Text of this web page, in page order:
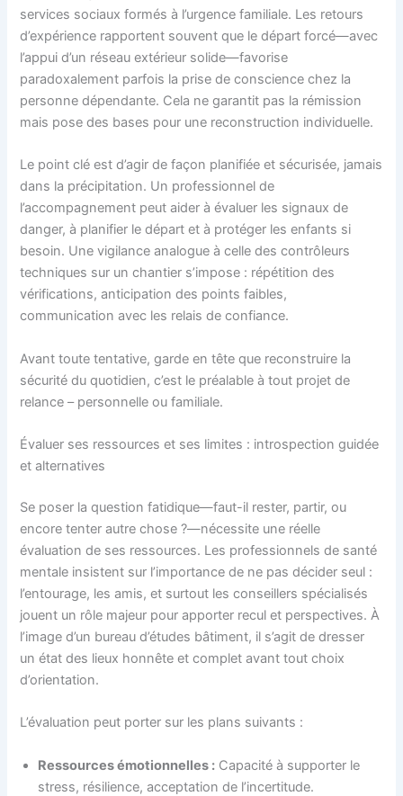
services sociaux formés à l’urgence familiale. Les retours
d’expérience rapportent souvent que le départ forcé—avec
l’appui d’un réseau extérieur solide—favorise
paradoxalement parfois la prise de conscience chez la
personne dépendante. Cela ne garantit pas la rémission
mais pose des bases pour une reconstruction individuelle.
Le point clé est d’agir de façon planifiée et sécurisée, jamais
dans la précipitation. Un professionnel de
l’accompagnement peut aider à évaluer les signaux de
danger, à planifier le départ et à protéger les enfants si
besoin. Une vigilance analogue à celle des contrôleurs
techniques sur un chantier s’impose : répétition des
vérifications, anticipation des points faibles,
communication avec les relais de confiance.
Avant toute tentative, garde en tête que reconstruire la
sécurité du quotidien, c’est le préalable à tout projet de
relance – personnelle ou familiale.
Évaluer ses ressources et ses limites : introspection guidée
et alternatives
Se poser la question fatidique—faut-il rester, partir, ou
encore tenter autre chose ?—nécessite une réelle
évaluation de ses ressources. Les professionnels de santé
mentale insistent sur l’importance de ne pas décider seul :
l’entourage, les amis, et surtout les conseillers spécialisés
jouent un rôle majeur pour apporter recul et perspectives. À
l’image d’un bureau d’études bâtiment, il s’agit de dresser
un état des lieux honnête et complet avant tout choix
d’orientation.
L’évaluation peut porter sur les plans suivants :
Ressources émotionnelles : Capacité à supporter le
stress, résilience, acceptation de l’incertitude.